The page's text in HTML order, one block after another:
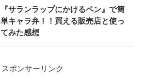
『サランラップにかけるペン』で簡
単キャラ弁！！買える販売店と使っ
てみた感想
スポンサーリンク